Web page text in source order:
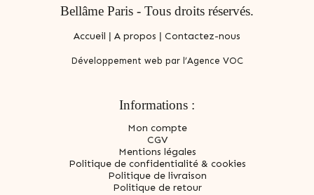
Bellâme Paris - Tous droits réservés.
Accueil | A propos | Contactez-nous
Développement web par l’Agence VOC
Informations :
Mon compte
CGV
Mentions légales
Politique de confidentialité & cookies
Politique de livraison
Politique de retour